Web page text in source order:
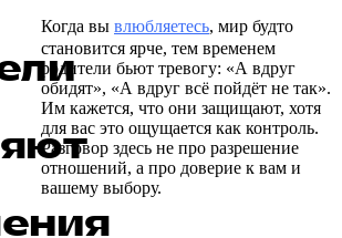
Когда вы влюбляетесь, мир будто
становится ярче, тем временем
родители бьют тревогу: «А вдруг
обидят», «А вдруг всё пойдёт не так».
Им кажется, что они защищают, хотя
для вас это ощущается как контроль.
Разговор здесь не про разрешение
отношений, а про доверие к вам и
вашему выбору.